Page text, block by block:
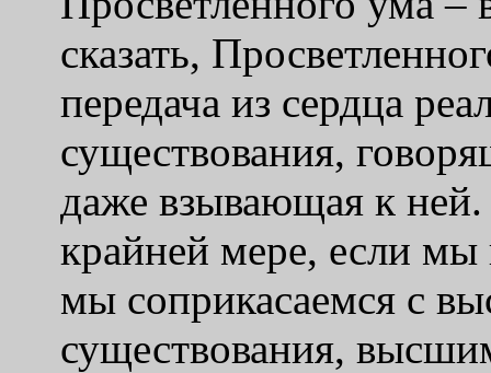
сказать,
передача из сердца
существования,
даже взывающая к
крайней мере, если
мы соприкасаемся с
существования,